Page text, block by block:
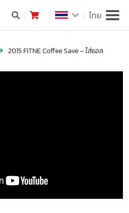
ไทย
2015 FITNE Coffee Save – ใส่แอล